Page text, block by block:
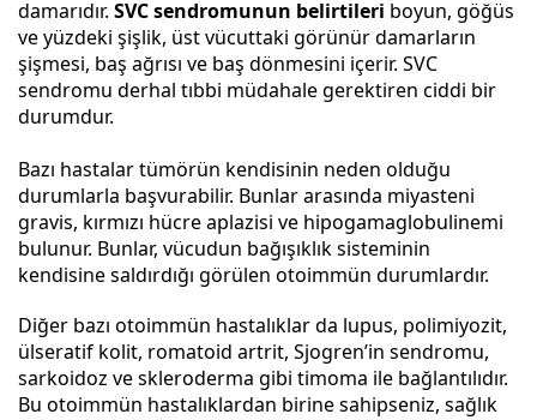
damarıdır. SVC sendromunun belirtileri boyun, göğüs
ve yüzdeki şişlik, üst vücuttaki görünür damarların
şişmesi, baş ağrısı ve baş dönmesini içerir. SVC
sendromu derhal tıbbi müdahale gerektiren ciddi bir
durumdur.
Bazı hastalar tümörün kendisinin neden olduğu
durumlarla başvurabilir. Bunlar arasında miyasteni
gravis, kırmızı hücre aplazisi ve hipogamaglobulinemi
bulunur. Bunlar, vücudun bağışıklık sisteminin
kendisine saldırdığı görülen otoimmün durumlardır.
Diğer bazı otoimmün hastalıklar da lupus, polimiyozit,
ülseratif kolit, romatoid artrit, Sjogren’in sendromu,
sarkoidoz ve skleroderma gibi timoma ile bağlantılıdır.
Bu otoimmün hastalıklardan birine sahipseniz, sağlık